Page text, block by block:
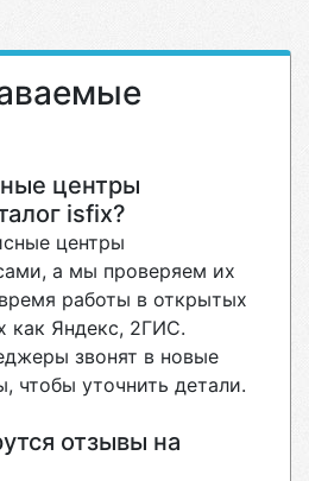
центры
isfix?
центры
а мы проверяем их
работы в открытых
как Яндекс, 2ГИС.
звонят в новые
чтобы уточнить детали.
отзывы на